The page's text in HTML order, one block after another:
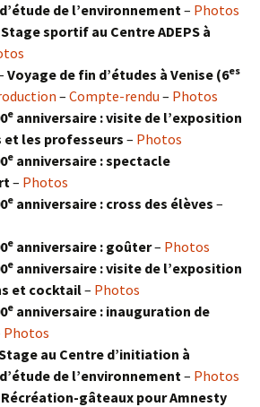
de l’environnement– Photos
Stage sportif au Centre ADEPS à
Voyage de fin d’études à Venise (6es
– Compte-rendu – Photos
e anniversaire : visite de l’exposition
et les professeurs – Photos
e anniversaire : spectacle
– Photos
e anniversaire : cross des élèves –
e anniversaire : goûter– Photos
e anniversaire : visite de l’exposition
et cocktail– Photos
e anniversaire : inauguration de
Photos
au Centre d’initiation à
de l’environnement– Photos
Récréation-gâteaux pour Amnesty